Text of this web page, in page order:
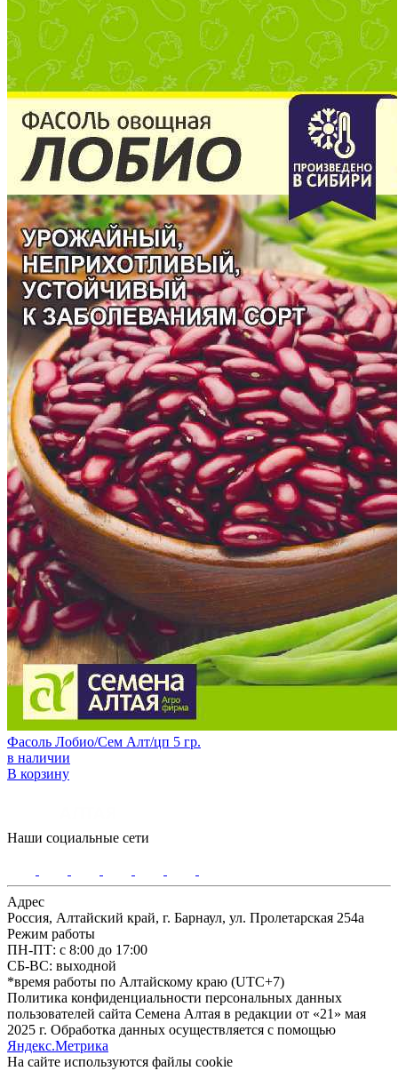
Фасоль Лобио/Сем Алт/цп 5 гр.
в наличии
В корзину
Наши социальные сети
Адрес
Россия, Алтайский край, г. Барнаул, ул. Пролетарская 254а
Режим работы
ПН-ПТ: с 8:00 до 17:00
СБ-ВС: выходной
*время работы по Алтайскому краю (UTC+7)
Политика конфиденциальности персональных данных
пользователей сайта Семена Алтая в редакции от «21» мая
2025 г. Обработка данных осуществляется с помощью
Яндекс.Метрика
На сайте используются файлы сookie